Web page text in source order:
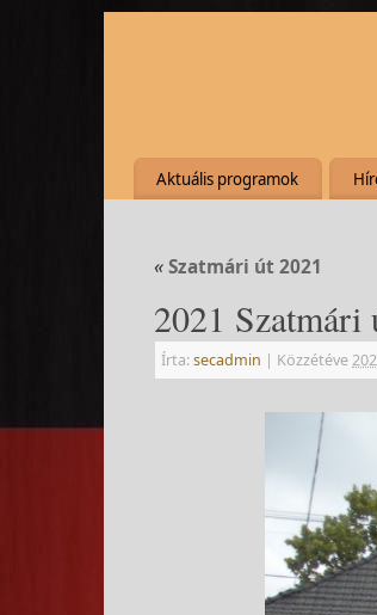
Aktuális programok
«Szatmári út 2021
2021 Szatmári
Írta:secadmin | Közzétéve